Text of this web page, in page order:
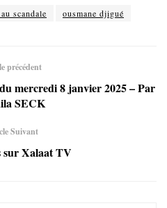
scandale ousmane djigué
précédent
mercredi 8 janvier 2025 – Par
SECK
Suivant
sur Xalaat TV